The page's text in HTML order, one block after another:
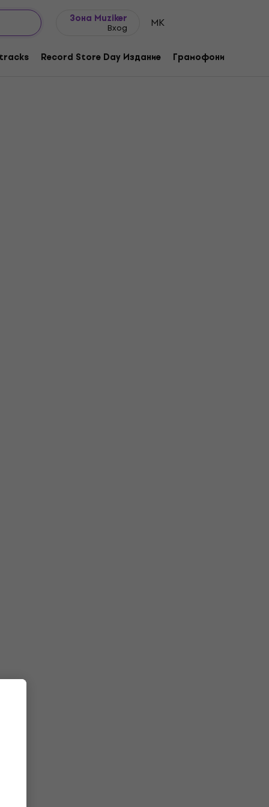
Зона Muziker
Вход MK
Record Store Day Издание Грамофони